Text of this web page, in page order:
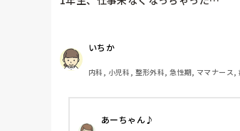
いちか
内科, 小児科, 整形外科, 急性期, ママナース,
あーちゃん♪